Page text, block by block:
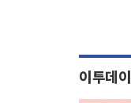
이투데이